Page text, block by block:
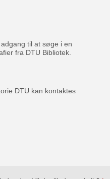
til at søge i en
fra DTU Bibliotek.
DTU kan kontaktes